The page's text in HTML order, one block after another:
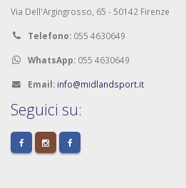
Via Dell'Argingrosso, 65 - 50142 Firenze
Telefono: 055 4630649
WhatsApp: 055 4630649
Email: info@midlandsport.it
Seguici su: